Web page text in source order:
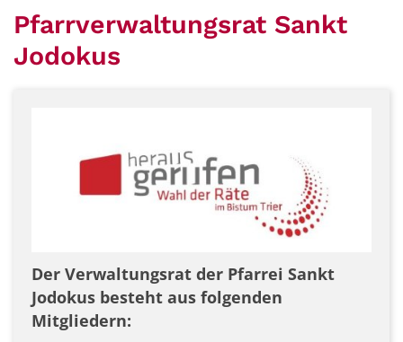
Pfarrverwaltungsrat Sankt
Jodokus
Der Verwaltungsrat der Pfarrei Sankt
Jodokus besteht aus folgenden
Mitgliedern: